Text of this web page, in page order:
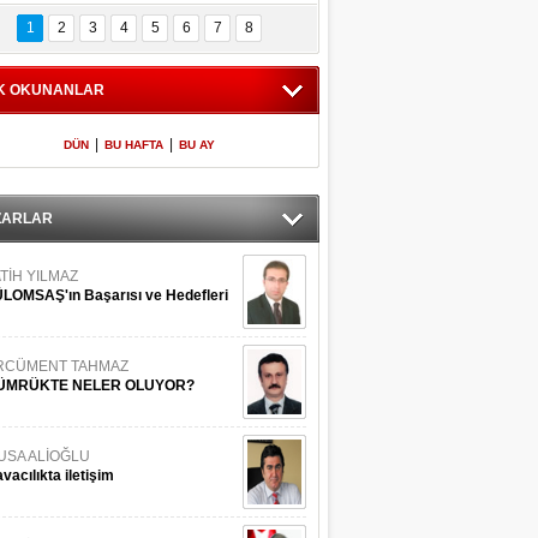
İstanbul
Adaları
600 milletvekilinin
listesi
1 2 3 4 5 6 7 8
OKUNANLAR
DÜN BU HAFTA BU AY
YILMAZ
Başarısı ve Hedefleri
TAHMAZ
NELER OLUYOR?
ALİOĞLU
iletişim